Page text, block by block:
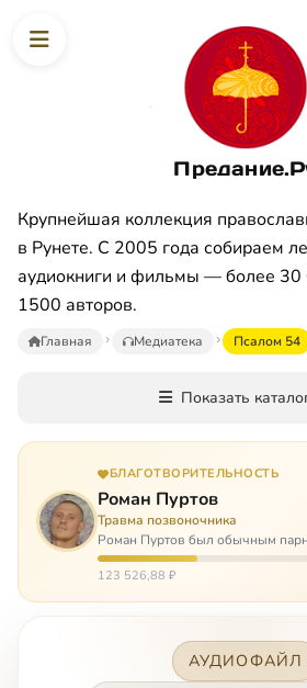
Крупнейшая коллекция
в Рунете. С 2005 года собираем
аудиокниги и фильмы — более 30
1500 авторов.
Главная Медиатека Псалом 54
Показать
БЛАГОТВОРИТЕЛЬНОСТЬ
Роман Пуртов
Травма позвоночника
Роман Пуртов был обычным
хорошие автомобили, был не
любил жену и обожал дочь. А
123 526,88 ₽
АУДИОФАЙЛ